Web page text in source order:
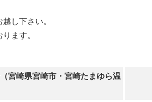
し下さい。
ます。
宮崎県宮崎市・宮崎たまゆら温